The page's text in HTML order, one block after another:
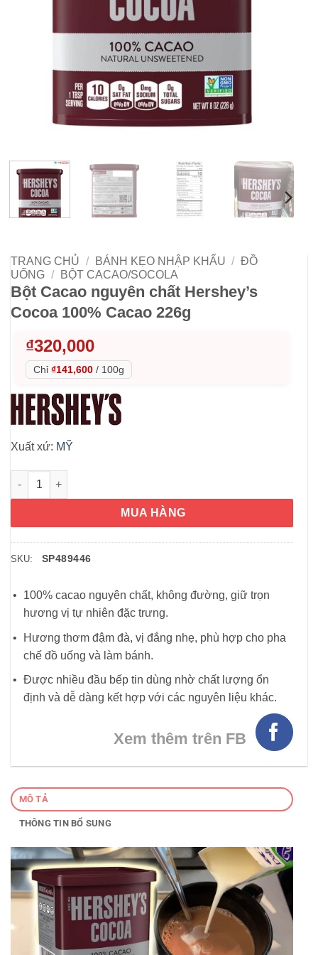
TRANG CHỦ / BÁNH KẸO NHẬP KHẨU / ĐỒ
UỐNG / BỘT CACAO/SOCOLA
Bột Cacao nguyên chất Hershey’s
Cocoa 100% Cacao 226g
₫320,000
Chỉ ₫141,600 / 100g
Xuất xứ: MỸ
Bột Cacao nguyên chất Hershey’s Cocoa 100% Cacao 226g số
MUA HÀNG
SKU: SP489446
100% cacao nguyên chất, không đường, giữ trọn
hương vị tự nhiên đặc trưng.
Hương thơm đậm đà, vị đắng nhẹ, phù hợp cho pha
chế đồ uống và làm bánh.
Được nhiều đầu bếp tin dùng nhờ chất lượng ổn
định và dễ dàng kết hợp với các nguyên liệu khác.
Xem thêm trên FB
MÔ TẢ
THÔNG TIN BỔ SUNG